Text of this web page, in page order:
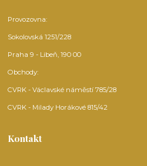
Provozovna:
Sokolovská 1251/228
Praha 9 - Libeň, 190 00
Obchody:
CVRK - Václavské náměstí 785/28
CVRK - Milady Horákové 815/42
Kontakt